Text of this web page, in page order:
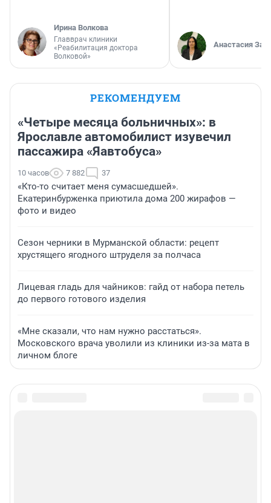
Ирина Волкова
Главврач клиники
«Реабилитация доктора
Волковой»
Анастасия
РЕКОМЕНДУЕМ
«Четыре месяца больничных»: в
Ярославле автомобилист изувечил
пассажира «Яавтобуса»
10 часов 7 882 37
«Кто-то считает меня сумасшедшей».
Екатеринбурженка приютила дома 200 жирафов —
фото и видео
Сезон черники в Мурманской области: рецепт
хрустящего ягодного штруделя за полчаса
Лицевая гладь для чайников: гайд от набора петель
до первого готового изделия
«Мне сказали, что нам нужно расстаться».
Московского врача уволили из клиники из-за мата в
личном блоге